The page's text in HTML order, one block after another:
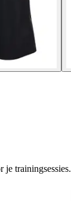
trainingsessies.